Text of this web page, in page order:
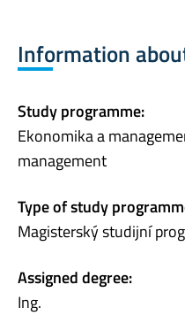
Information
Study programme:
Ekonomika a
management
Type of study
Magisterský studijní
Assigned degree:
Ing.